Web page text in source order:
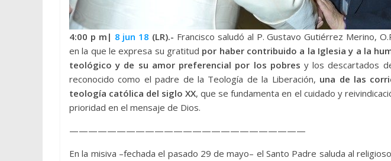
4:00 p m| 8 jun 18 (LR).- Francisco saludó al P. Gustavo Gutiérrez Merino,
en la que le expresa su gratitud por haber contribuido a la Iglesia y a la
teológico y de su amor preferencial por los pobres y los descartados
reconocido como el padre de la Teología de la Liberación, una de las
teología católica del siglo XX, que se fundamenta en el cuidado y
prioridad en el mensaje de Dios.
—————————————————————————
En la misiva –fechada el pasado 29 de mayo– el Santo Padre saluda al